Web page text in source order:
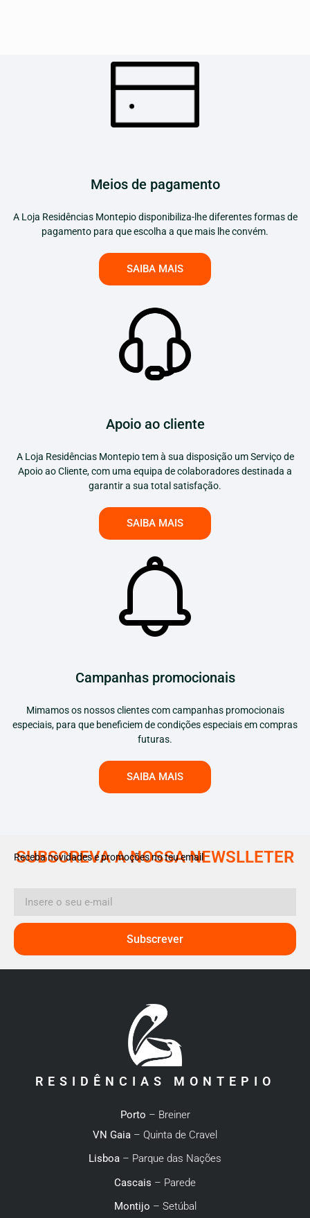
Meios de pagamento
A Loja Residências Montepio disponibiliza-lhe diferentes formas de
pagamento para que escolha a que mais lhe convém.
SAIBA MAIS
Apoio ao cliente
A Loja Residências Montepio tem à sua disposição um Serviço de
Apoio ao Cliente, com uma equipa de colaboradores destinada a
garantir a sua total satisfação.
SAIBA MAIS
Campanhas promocionais
Mimamos os nossos clientes com campanhas promocionais
especiais, para que beneficiem de condições especiais em compras
futuras.
SAIBA MAIS
SUBSCREVA A NOSSA NEWSLLETER
Receba novidades e promoções no teu email
Subscrever
RESIDÊNCIAS MONTEPIO
Porto – Breiner
VN Gaia– Quinta de Cravel
Lisboa – Parque das Nações
Cascais – Parede
Montijo – Setúbal